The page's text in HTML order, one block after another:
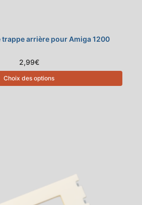
trappe arrière pour Amiga 1200
2,99€
Choix des options